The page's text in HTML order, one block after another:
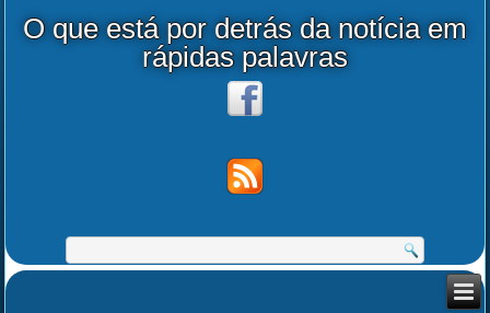
O que está por detrás da notícia em
rápidas palavras